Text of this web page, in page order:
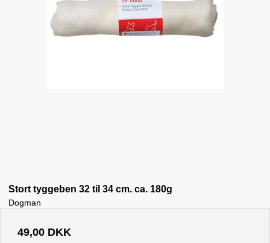
Stort tyggeben 32 til 34 cm. ca. 180g
Dogman
49,00 DKK